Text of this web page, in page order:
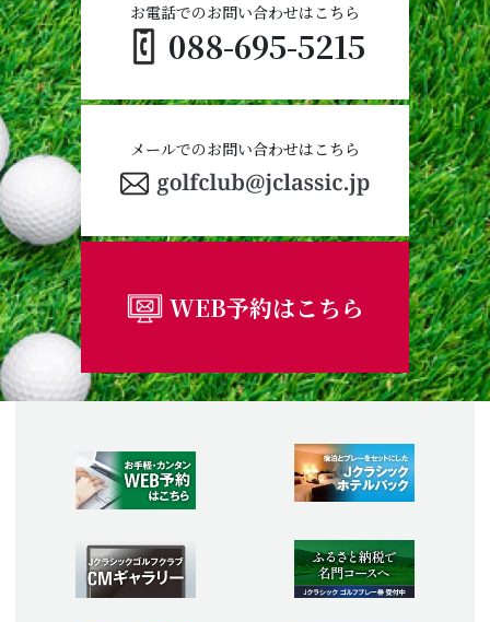
088-695-5215
お電話でのお問い合わせはこちら
メールでのお問い合わせはこちら
WEB予約はこちら